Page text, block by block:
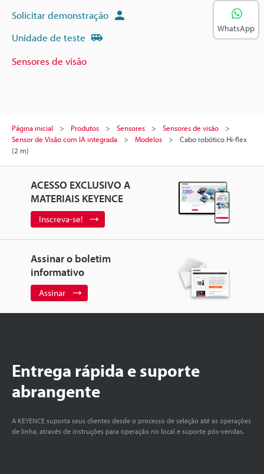
Solicitar demonstração
Unidade de teste
Sensores de visão
Página inicial Produtos Sensores
Sensores de visão
Sensor de Visão com IA integrada
Modelos
Cabo robótico Hi-flex
(2 m)
ACESSO EXCLUSIVO A
MATERIAIS KEYENCE
Inscreva-se!
Assinar o boletim
informativo
Assinar
Entrega rápida e suporte
abrangente
A KEYENCE suporta seus clientes desde o processo de seleção até as operações
de linha, através de instruções para operação no local e suporte pós-vendas.
WhatsApp